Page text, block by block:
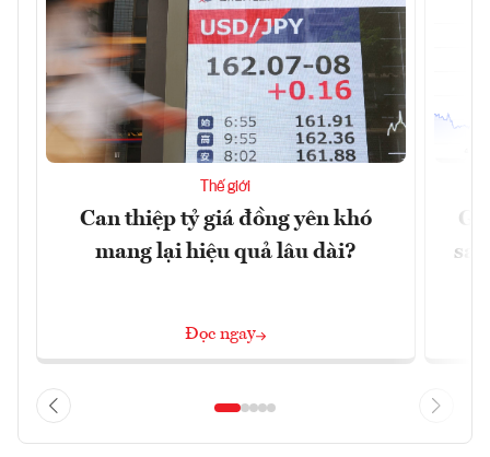
Thế giới
Can thiệp tỷ giá đồng yên khó
mang lại hiệu quả lâu dài?
Đọc ngay